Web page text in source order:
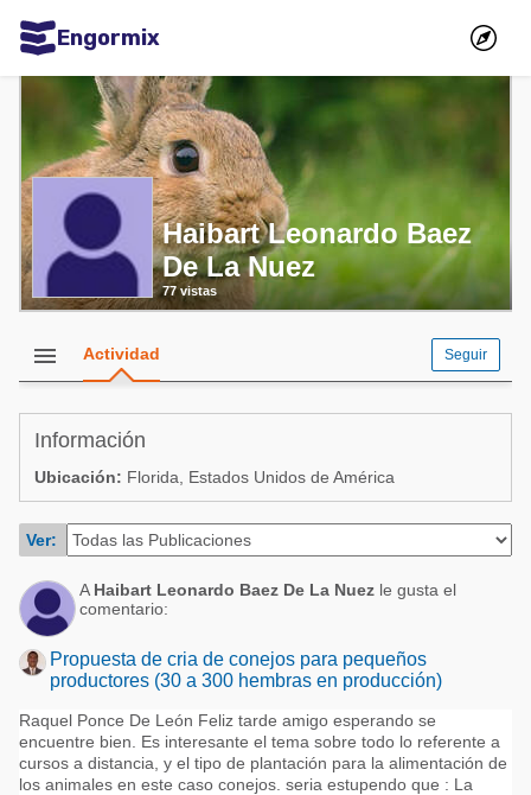
Engormix
Comunidades en español
Agricultura
Balanceados - Piensos
Avicultura
Ganadería
Lechería
Micotoxinas
Mascotas
Comunidades en inglés
Acuacultura
Micotoxinas
Avicultura
Porcicultura
Lechería
Balanceados - Piensos
Comunidades en portugués
Micotoxinas
Avicultura
Porcicultura
Ganadería
Lechería
Haibart Leonardo Baez
De La Nuez
77 vistas
menu Actividad Seguir
Información
Ubicación: Florida, Estados Unidos de América
Ver:
A Haibart Leonardo Baez De La Nuez le gusta el
comentario:
Propuesta de cria de conejos para pequeños
productores (30 a 300 hembras en producción)
Raquel Ponce De León Feliz tarde amigo esperando se
encuentre bien. Es interesante el tema sobre todo lo referente a
cursos a distancia, y el tipo de plantación para la alimentación de
los animales en este caso conejos. seria estupendo que : La